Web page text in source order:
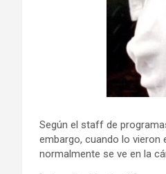
Según el staff de
embargo, cuando lo vieron
normalmente se ve en la